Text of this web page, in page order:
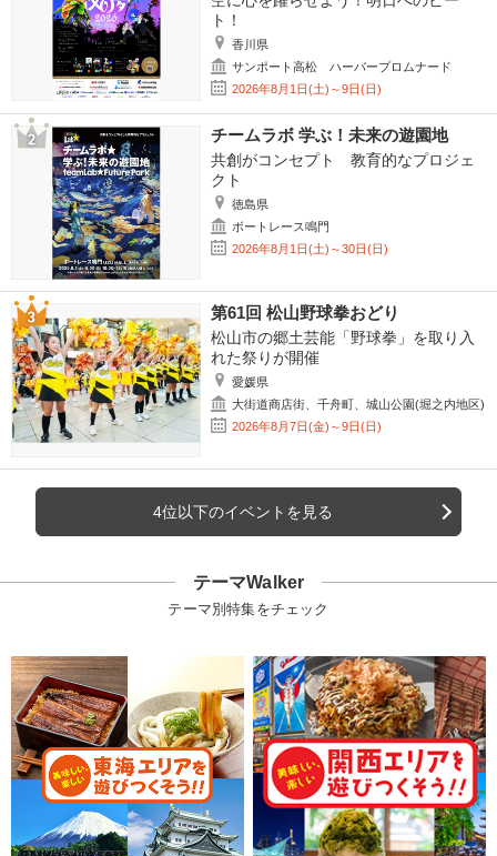
ト！
香川県
サンポート高松 ハーバープロムナード
2026年8月1日(土)～9日(日)
チームラボ 学ぶ！未来の遊園地
共創がコンセプト 教育的なプロジェ
クト
徳島県
ボートレース鳴門
2026年8月1日(土)～30日(日)
第61回 松山野球拳おどり
松山市の郷土芸能「野球拳」を取り入
れた祭りが開催
愛媛県
大街道商店街、千舟町、城山公園(堀之内地区)
2026年8月7日(金)～9日(日)
4位以下のイベントを見る
テーマWalker
テーマ別特集をチェック